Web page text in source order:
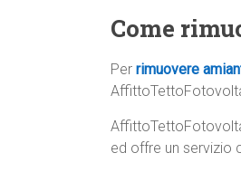
Come
Per rimuovere
ed offre un servizio